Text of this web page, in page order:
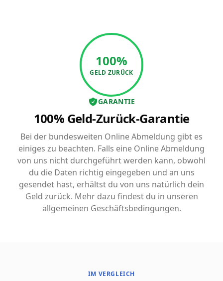
100%
GELD ZURÜCK
GARANTIE
100% Geld-Zurück-Garantie
Bei der bundesweiten Online Abmeldung gibt es
einiges zu beachten. Falls eine Online Abmeldung
von uns nicht durchgeführt werden kann, obwohl
du die Daten richtig eingegeben und an uns
gesendet hast, erhältst du von uns natürlich dein
Geld zurück. Mehr dazu findest du in unseren
allgemeinen Geschäftsbedingungen.
IM VERGLEICH